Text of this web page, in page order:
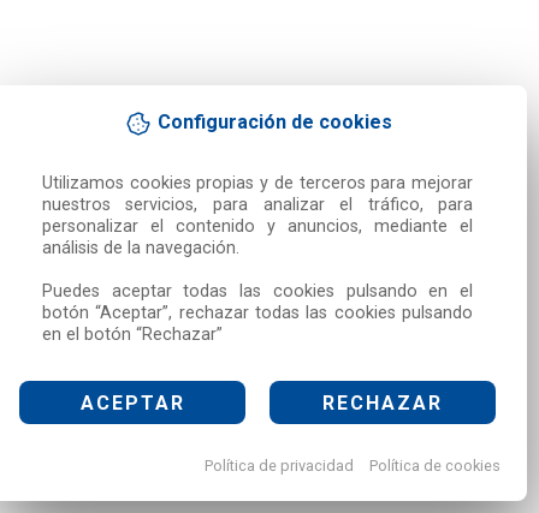
Configuración de cookies
Utilizamos cookies propias y de terceros para mejorar
nuestros servicios, para analizar el tráfico, para
personalizar el contenido y anuncios, mediante el
análisis de la navegación.
Puedes aceptar todas las cookies pulsando en el
botón “Aceptar”, rechazar todas las cookies pulsando
en el botón “Rechazar”
ACEPTAR RECHAZAR
Política de privacidad Política de cookies